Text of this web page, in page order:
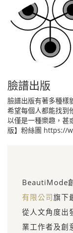
臉譜出版
臉譜出版有著多種樣
希望每個人都能找到
以僅是一種樂趣，甚
版】粉絲團 https://
BeautiMode
有限公司旗下
從人文角度出
業工作者及創